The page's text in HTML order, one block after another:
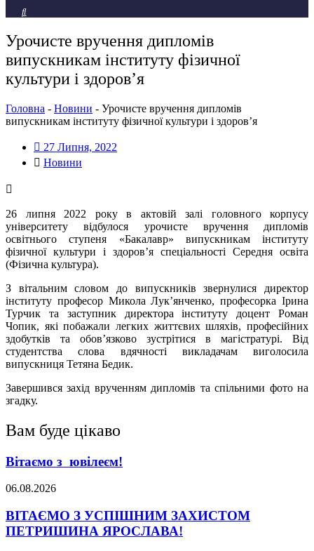
Урочисте вручення дипломів
випускникам інституту фізичної
культури і здоров’я
Головна - Новини - Урочисте вручення дипломів
випускникам інституту фізичної культури і здоров’я
27 Липня, 2022
Новини
26 липня 2022 року в актовій залі головного корпусу
університету відбулося урочисте вручення дипломів
освітнього ступеня «Бакалавр» випускникам інституту
фізичної культури і здоров’я спеціальності Середня освіта
(Фізична культура).
З вітальним словом до випускників звернулися директор
інституту професор Микола Лук’янченко, професорка Ірина
Турчик та заступник директора інституту доцент Роман
Чопик, які побажали легких життєвих шляхів, професійних
здобутків та обов’язково зустрітися в магістратурі. Від
студентства слова вдячності викладачам виголосила
випускниця Тетяна Бедик.
Завершився захід врученням дипломів та спільними фото на
згадку.
Вам буде цікаво
Вітаємо з ювілеєм!
06.08.2026
ВІТАЄМО З УСПІШНИМ ЗАХИСТОМ
ПЕТРИШИНА ЯРОСЛАВА!